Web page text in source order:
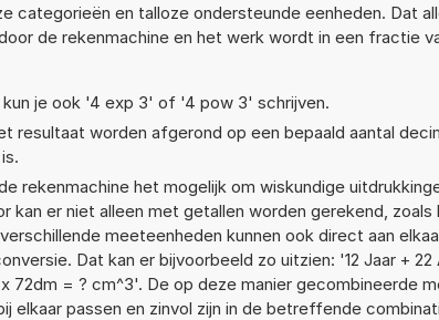
categorieën en talloze ondersteunde eenheden. Dat
de rekenmachine en het werk wordt in een fractie
je ook '4 exp 3' of '4 pow 3' schrijven.
resultaat worden afgerond op een bepaald aantal
rekenmachine het mogelijk om wiskundige
kan er niet alleen met getallen worden gerekend, zoals
meeteenheden kunnen ook direct aan
Dat kan er bijvoorbeeld zo uitzien: '12 Jaar +
72dm = ? cm^3'. De op deze manier gecombineerde
elkaar passen en zinvol zijn in de betreffende